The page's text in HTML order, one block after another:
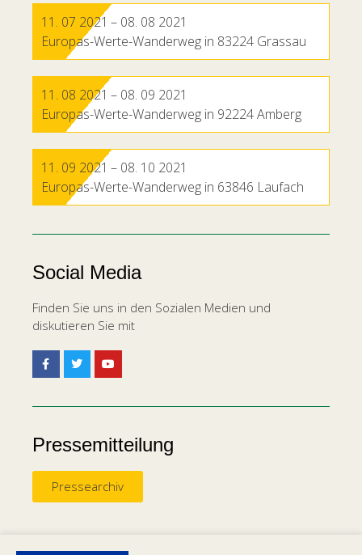
11. 07 2021 – 08. 08 2021
Europas-Werte-Wanderweg in 83224 Grassau
11. 08 2021 – 08. 09 2021
Europas-Werte-Wanderweg in 92224 Amberg
11. 09 2021 – 08. 10 2021
Europas-Werte-Wanderweg in 63846 Laufach
Social Media
Finden Sie uns in den Sozialen Medien und
diskutieren Sie mit
Pressemitteilung
Pressearchiv